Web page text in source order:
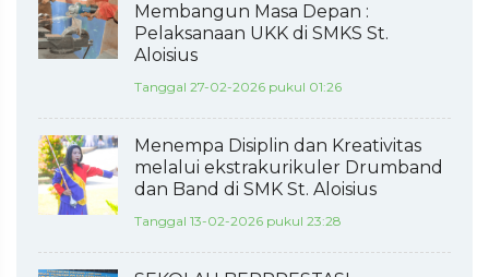
Membangun Masa Depan :
Pelaksanaan UKK di SMKS St.
Aloisius
Tanggal 27-02-2026 pukul 01:26
Menempa Disiplin dan Kreativitas
melalui ekstrakurikuler Drumband
dan Band di SMK St. Aloisius
Tanggal 13-02-2026 pukul 23:28